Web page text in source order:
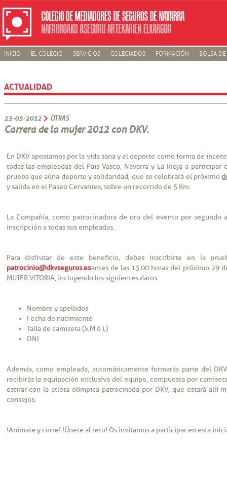
INICIO EL COLEGIO SERVICIOS COLEGIADOS FORMACIÓN BOLSA
ACTUALIDAD
23-05-2012 OTRAS
Carrera de la mujer 2012 con DKV.
En DKV apostamos por la vida sana y el deporte como forma de
todas las empleadas del Pais Vasco, Navarra y La Rioja a
prueba que aúna deporte y solidaridad, que se celebrará el próximo
y salida en el Paseo Cervantes, sobre un recorrido de 5 Km.
La Compañía, como patrocinadora de oro del evento por
inscripción a todas sus empleadas.
Para disfrutar de este beneficio, debes inscribirte en la
patrocinio@dkvseguros.esantes de las 13:00 horas del próximo 29
MUJER VITORIA, incluyendo los siguientes datos:
Nombre y apellidos
Fecha de nacimiento
Talla de camiseta (S,M ó L)
DNI
Además, como empleada, automáticamente formarás parte del
recibirás la equipación exclusiva del equipo, compuesta por
estirar con la atleta olímpica patrocinada por DKV, que estará allí
consejos.
!Animate y corre! !Únete al reto! Os invitamos a participar en esta